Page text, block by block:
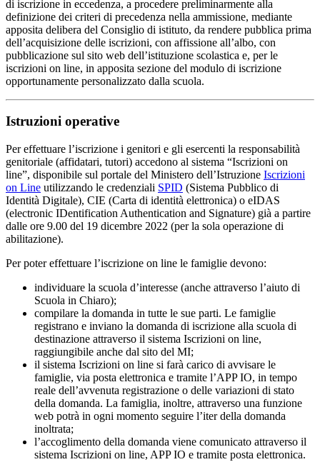
di iscrizione in eccedenza, a procedere preliminarmente alla
definizione dei criteri di precedenza nella ammissione, mediante
apposita delibera del Consiglio di istituto, da rendere pubblica prima
dell’acquisizione delle iscrizioni, con affissione all’albo, con
pubblicazione sul sito web dell’istituzione scolastica e, per le
iscrizioni on line, in apposita sezione del modulo di iscrizione
opportunamente personalizzato dalla scuola.
Istruzioni operative
Per effettuare l’iscrizione i genitori e gli esercenti la responsabilità
genitoriale (affidatari, tutori) accedono al sistema “Iscrizioni on
line”, disponibile sul portale del Ministero dell’Istruzione Iscrizioni
on Line utilizzando le credenziali SPID (Sistema Pubblico di
Identità Digitale), CIE (Carta di identità elettronica) o eIDAS
(electronic IDentification Authentication and Signature) già a partire
dalle ore 9.00 del 19 dicembre 2022 (per la sola operazione di
abilitazione).
Per poter effettuare l’iscrizione on line le famiglie devono:
individuare la scuola d’interesse (anche attraverso l’aiuto di
Scuola in Chiaro);
compilare la domanda in tutte le sue parti. Le famiglie
registrano e inviano la domanda di iscrizione alla scuola di
destinazione attraverso il sistema Iscrizioni on line,
raggiungibile anche dal sito del MI;
il sistema Iscrizioni on line si farà carico di avvisare le
famiglie, via posta elettronica e tramite l’APP IO, in tempo
reale dell’avvenuta registrazione o delle variazioni di stato
della domanda. La famiglia, inoltre, attraverso una funzione
web potrà in ogni momento seguire l’iter della domanda
inoltrata;
l’accoglimento della domanda viene comunicato attraverso il
sistema Iscrizioni on line, APP IO e tramite posta elettronica.